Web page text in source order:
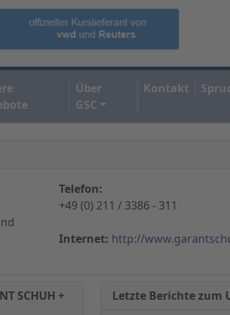
Über
GSC
Kontakt
Telefon:
+49 (0) 211 / 3386 - 311
Internet: http://
SCHUH +
Letzte Berichte zum